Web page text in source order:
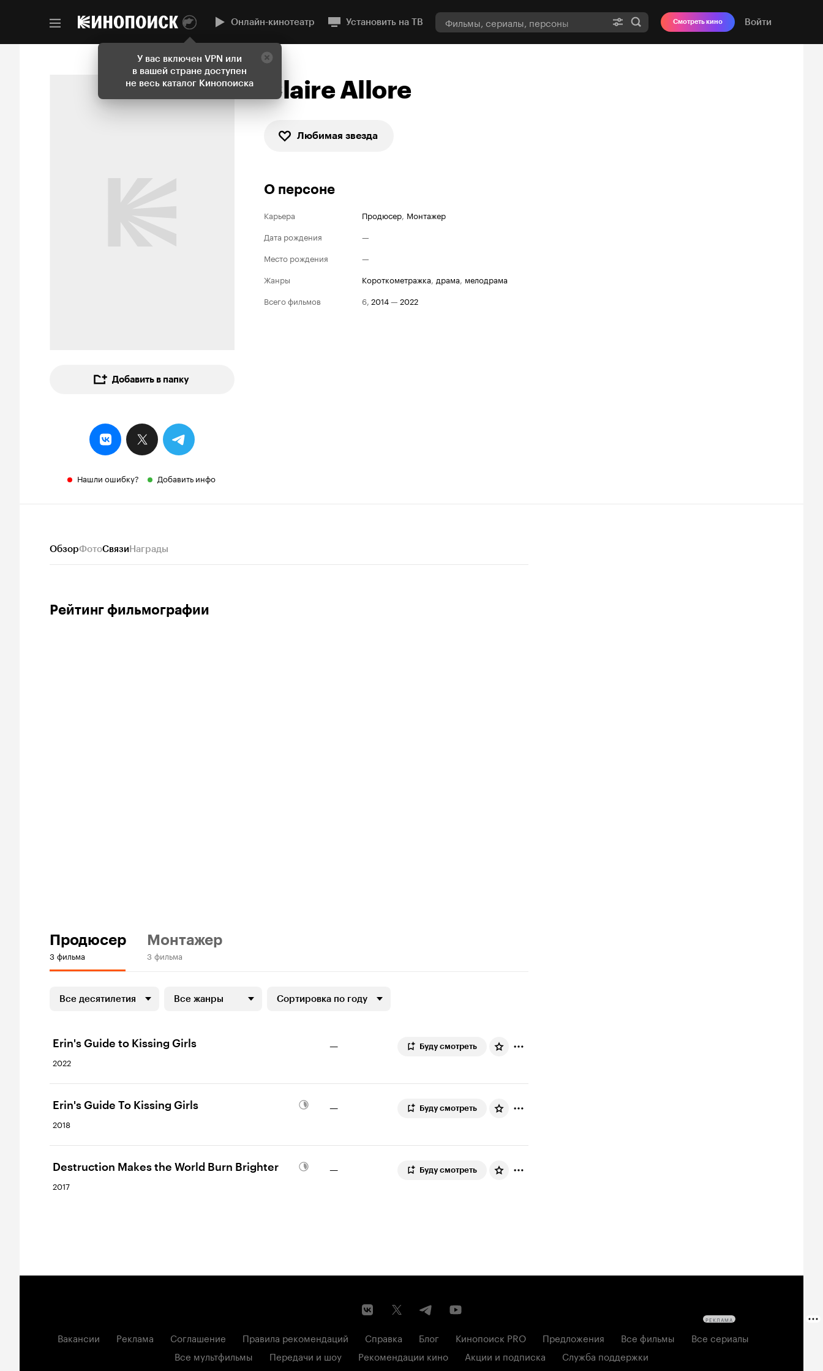
У вас включен VPN или
в вашей стране доступен
не весь каталог Кинопоиска
Онлайн-кинотеатр Установить на ТВ Смотреть кино Войти
Добавить в папку
Нашли ошибку? Добавить инфо
Claire Allore
Любимая звезда
О персоне
Карьера Продюсер, Монтажер
Дата рождения
—
Место рождения
—
Жанры
короткометражка, драма, мелодрама
Всего фильмов
6, 2014— 2022
ОбзорФотоСвязиНаграды
Рейтинг фильмографии
Продюсер
3 фильма
Монтажер
3 фильма
Все десятилетия Все жанры Сортировка по году
Erin's Guide to Kissing Girls
2022
— Буду смотреть
Erin's Guide To Kissing Girls
2018
— Буду смотреть
Destruction Makes the World Burn Brighter
2017
— Буду смотреть
Вакансии Реклама Соглашение Правила рекомендаций Справка Блог Кинопоиск PRO Предложения Все фильмы
Все сериалы
Все мультфильмы
Передачи и шоу Рекомендации кино Акции и подписка Служба поддержки
РЕКЛАМА